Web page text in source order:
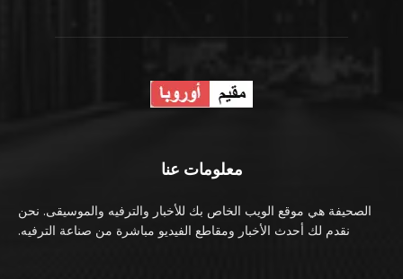
معلومات عنا
الصحيفة هي موقع الويب الخاص بك للأخبار والترفيه والموسيقى. نحن
نقدم لك أحدث الأخبار ومقاطع الفيديو مباشرة من صناعة الترفيه.